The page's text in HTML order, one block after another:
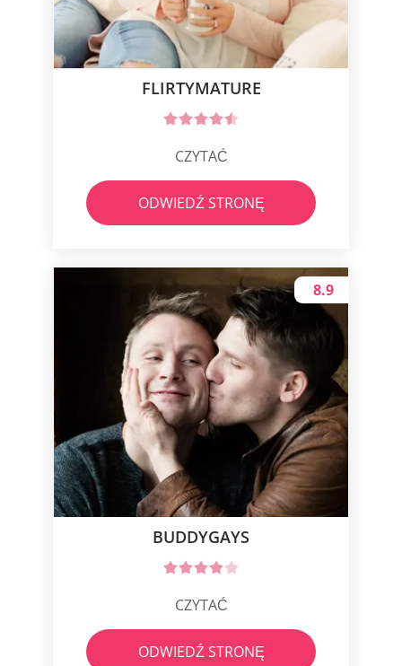
FLIRTYMATURE
CZYTAĆ
ODWIEDŹ STRONĘ
BUDDYGAYS
8.9
CZYTAĆ
ODWIEDŹ STRONĘ